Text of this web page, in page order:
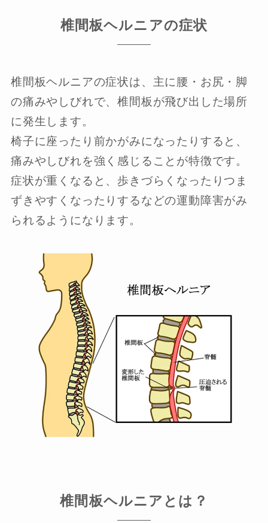
椎間板ヘルニアの症状
椎間板ヘルニアの症状は、主に腰・お尻・脚
の痛みやしびれで、椎間板が飛び出した場所
に発生します。
椅子に座ったり前かがみになったりすると、
痛みやしびれを強く感じることが特徴です。
症状が重くなると、歩きづらくなったりつま
ずきやすくなったりするなどの運動障害がみ
られるようになります。
椎間板ヘルニアとは？